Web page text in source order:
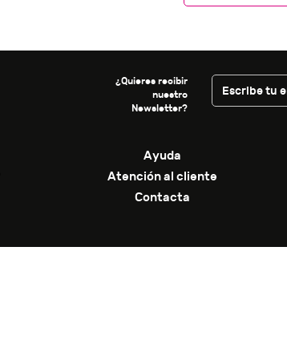
¿Quieres recibir
nuestro
Newsletter?
Ayuda
Atención al cliente
Contacta